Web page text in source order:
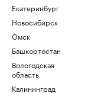
Екатеринбург
Новосибирск
Омск
Башкортостан
Вологодская
область
Калининград